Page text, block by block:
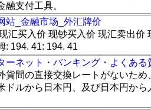
融支付工具。
站_金融市场_外汇牌价
汇买入价 现钞买入价 现汇卖出价
: 194. 41: 194. 41
ーネット・バンキング・よくある
貨間の直接交換レートがないた
ドルから日本円、及び日本円か